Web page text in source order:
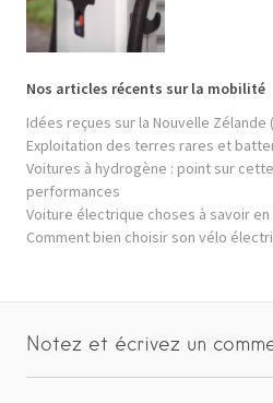
Nos articles récents sur la mobilité
Idées reçues sur la Nouvelle Zélande
Exploitation des terres rares et
Voitures à hydrogène : point sur
performances
Voiture électrique choses à savoir en
Comment bien choisir son vélo
Notez et écrivez un